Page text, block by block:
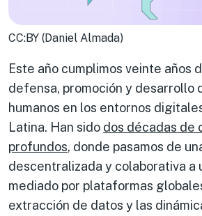
CC:BY (Daniel Almada)
Este año cumplimos veinte años
defensa, promoción y desarrollo
humanos en los entornos
Latina. Han sido dos décadas de
profundos, donde pasamos de
descentralizada y colaborativa a
mediado por plataformas
extracción de datos y las